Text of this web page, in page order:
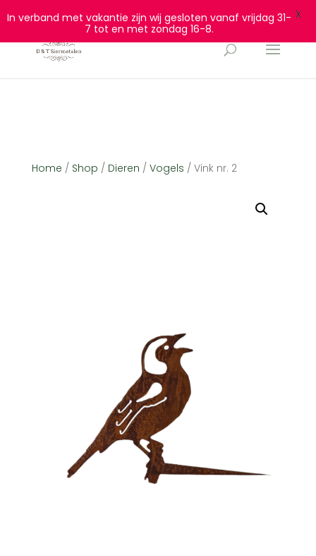
0628932940 info@dtsiermetalen.nl
Home / Shop / Dieren / Vogels / Vink nr. 2
In verband met vakantie zijn wij gesloten vanaf vrijdag 31-
7 tot en met zondag 16-8.
X